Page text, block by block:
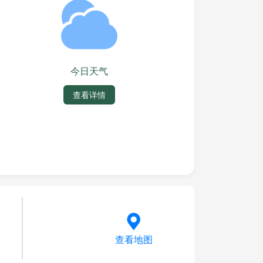
今日天气
查看详情
查看地图